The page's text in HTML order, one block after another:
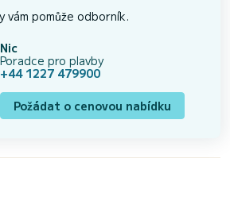
vám pomůže odborník.
Nic
Poradce pro plavby
+44 1227 479900
Požádat o cenovou nabídku